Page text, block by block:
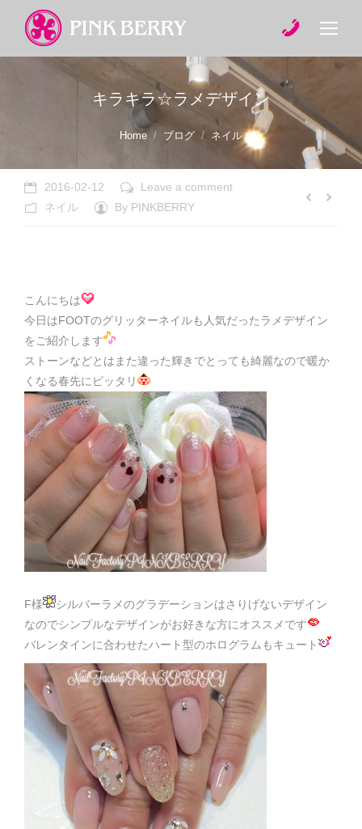
キラキラ☆ラメデザイン
Home ブログ ネイル
2016-02-12
Leave a comment
ネイル
By PINKBERRY
こんにちは
今日はFOOTのグリッターネイルも人気だったラメデザイン
をご紹介します
ストーンなどとはまた違った輝きでとっても綺麗なので暖か
くなる春先にピッタリ
F様
シルバーラメのグラデーションはさりげないデザイン
なのでシンプルなデザインがお好きな方にオススメです
バレンタインに合わせたハート型のホログラムもキュート